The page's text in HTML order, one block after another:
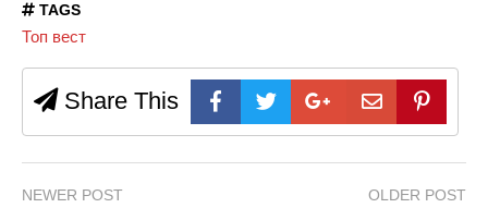
TAGS
Топ вест
Share This
NEWER POST OLDER POST